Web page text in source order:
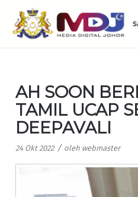
AH SOON
TAMIL UCAP
DEEPAVALI
24 Okt 2022 / oleh webmaster